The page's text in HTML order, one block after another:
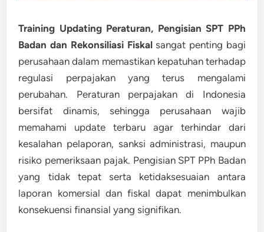
Training Updating Peraturan, Pengisian SPT PPh
Badan dan Rekonsiliasi Fiskalsangat penting bagi
perusahaan dalam memastikan kepatuhan terhadap
regulasi perpajakan yang terus mengalami
perubahan. Peraturan perpajakan di Indonesia
bersifat dinamis, sehingga perusahaan wajib
memahami update terbaru agar terhindar dari
kesalahan pelaporan, sanksi administrasi, maupun
risiko pemeriksaan pajak. Pengisian SPT PPh Badan
yang tidak tepat serta ketidaksesuaian antara
laporan komersial dan fiskal dapat menimbulkan
konsekuensi finansial yang signifikan.